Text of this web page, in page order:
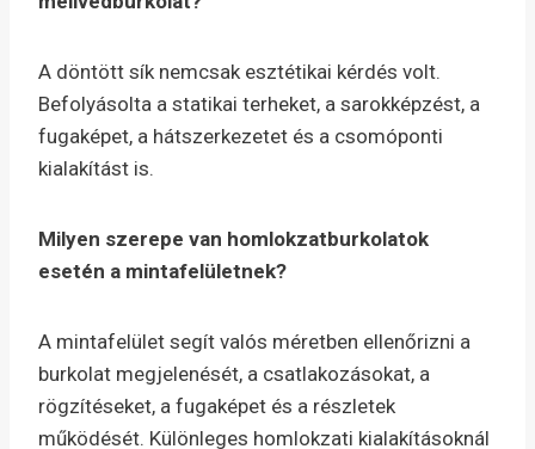
A döntött sík nemcsak esztétikai kérdés volt.
Befolyásolta a statikai terheket, a sarokképzést, a
fugaképet, a hátszerkezetet és a csomóponti
kialakítást is.
Milyen szerepe van homlokzatburkolatok
esetén a mintafelületnek?
A mintafelület segít valós méretben ellenőrizni a
burkolat megjelenését, a csatlakozásokat, a
rögzítéseket, a fugaképet és a részletek
működését. Különleges homlokzati kialakításoknál